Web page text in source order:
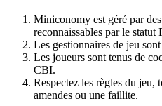
Miniconomy est géré par
reconnaissables par le statut
Les gestionnaires de jeu
Les joueurs sont tenus de
CBI.
Respectez les règles du jeu,
amendes ou une faillite.